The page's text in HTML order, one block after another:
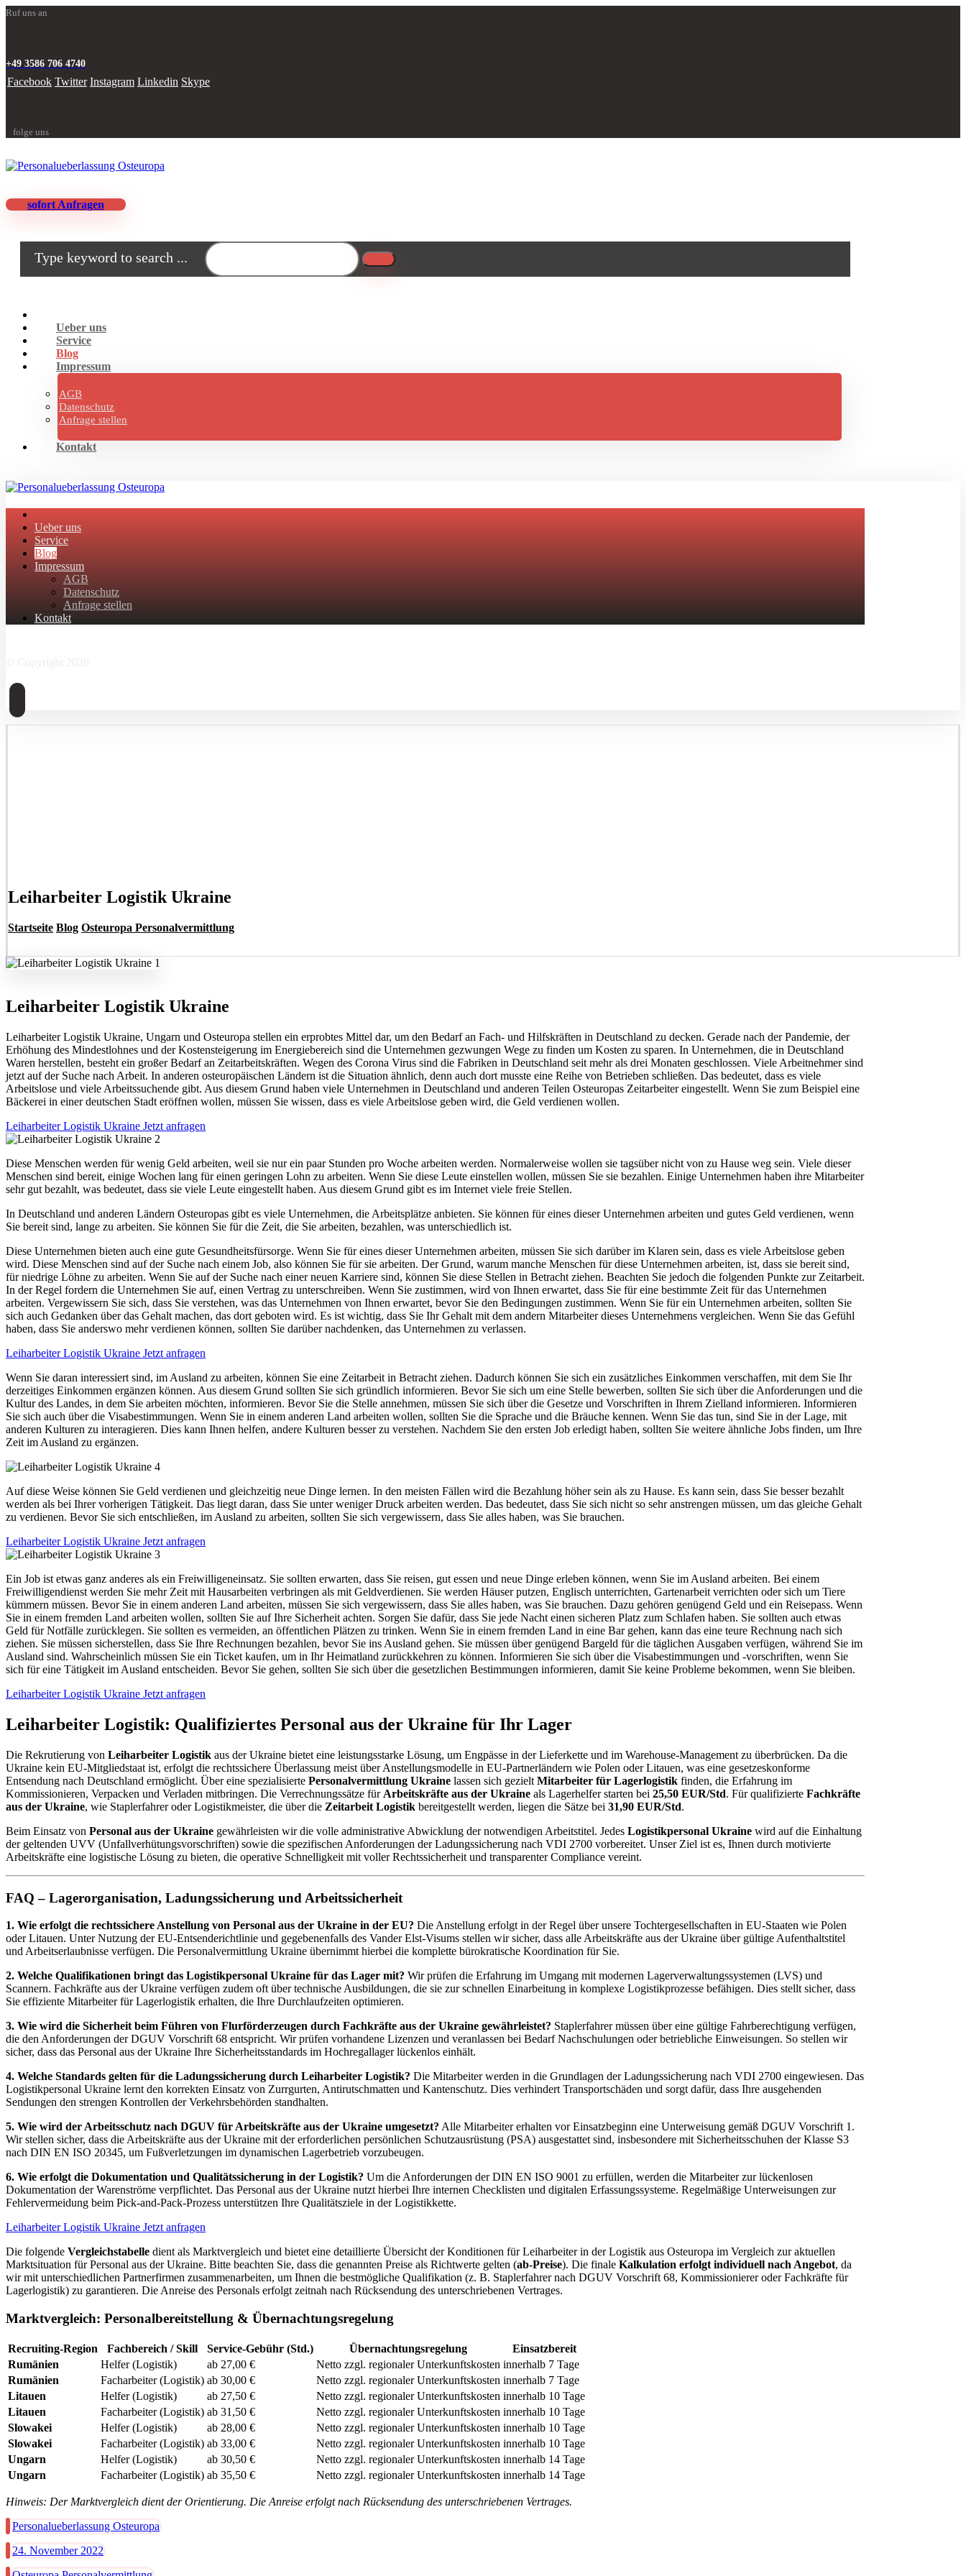
Ruf uns an
+49 3586 706 4740
Facebook Twitter Instagram Linkedin Skype
folge uns
sofort Anfragen
Type keyword to search ...
Ueber uns
Service
Blog
Impressum
AGB
Datenschutz
Anfrage stellen
Kontakt
Ueber uns
Service
Blog
Impressum
AGB
Datenschutz
Anfrage stellen
Kontakt
Leiharbeiter Logistik Ukraine
Startseite Blog Osteuropa Personalvermittlung
Leiharbeiter Logistik Ukraine
Leiharbeiter Logistik Ukraine, Ungarn und Osteuropa stellen ein erprobtes Mittel dar, um den Bedarf an Fach- und Hilfskräften in Deutschland zu decken. Gerade nach der Pandemie, der
Erhöhung des Mindestlohnes und der Kostensteigerung im Energiebereich sind die Unternehmen gezwungen Wege zu finden um Kosten zu sparen. In Unternehmen, die in Deutschland
Waren herstellen, besteht ein großer Bedarf an Zeitarbeitskräften. Wegen des Corona Virus sind die Fabriken in Deutschland seit mehr als drei Monaten geschlossen. Viele Arbeitnehmer sind
jetzt auf der Suche nach Arbeit. In anderen osteuropäischen Ländern ist die Situation ähnlich, denn auch dort musste eine Reihe von Betrieben schließen. Das bedeutet, dass es viele
Arbeitslose und viele Arbeitssuchende gibt. Aus diesem Grund haben viele Unternehmen in Deutschland und anderen Teilen Osteuropas Zeitarbeiter eingestellt. Wenn Sie zum Beispiel eine
Bäckerei in einer deutschen Stadt eröffnen wollen, müssen Sie wissen, dass es viele Arbeitslose geben wird, die Geld verdienen wollen.
Leiharbeiter Logistik Ukraine Jetzt anfragen
Diese Menschen werden für wenig Geld arbeiten, weil sie nur ein paar Stunden pro Woche arbeiten werden. Normalerweise wollen sie tagsüber nicht von zu Hause weg sein. Viele dieser
Menschen sind bereit, einige Wochen lang für einen geringen Lohn zu arbeiten. Wenn Sie diese Leute einstellen wollen, müssen Sie sie bezahlen. Einige Unternehmen haben ihre Mitarbeiter
sehr gut bezahlt, was bedeutet, dass sie viele Leute eingestellt haben. Aus diesem Grund gibt es im Internet viele freie Stellen.
In Deutschland und anderen Ländern Osteuropas gibt es viele Unternehmen, die Arbeitsplätze anbieten. Sie können für eines dieser Unternehmen arbeiten und gutes Geld verdienen, wenn
Sie bereit sind, lange zu arbeiten. Sie können Sie für die Zeit, die Sie arbeiten, bezahlen, was unterschiedlich ist.
Diese Unternehmen bieten auch eine gute Gesundheitsfürsorge. Wenn Sie für eines dieser Unternehmen arbeiten, müssen Sie sich darüber im Klaren sein, dass es viele Arbeitslose geben
wird. Diese Menschen sind auf der Suche nach einem Job, also können Sie für sie arbeiten. Der Grund, warum manche Menschen für diese Unternehmen arbeiten, ist, dass sie bereit sind,
für niedrige Löhne zu arbeiten. Wenn Sie auf der Suche nach einer neuen Karriere sind, können Sie diese Stellen in Betracht ziehen. Beachten Sie jedoch die folgenden Punkte zur Zeitarbeit.
In der Regel fordern die Unternehmen Sie auf, einen Vertrag zu unterschreiben. Wenn Sie zustimmen, wird von Ihnen erwartet, dass Sie für eine bestimmte Zeit für das Unternehmen
arbeiten. Vergewissern Sie sich, dass Sie verstehen, was das Unternehmen von Ihnen erwartet, bevor Sie den Bedingungen zustimmen. Wenn Sie für ein Unternehmen arbeiten, sollten Sie
sich auch Gedanken über das Gehalt machen, das dort geboten wird. Es ist wichtig, dass Sie Ihr Gehalt mit dem andern Mitarbeiter dieses Unternehmens vergleichen. Wenn Sie das Gefühl
haben, dass Sie anderswo mehr verdienen können, sollten Sie darüber nachdenken, das Unternehmen zu verlassen.
Leiharbeiter Logistik Ukraine Jetzt anfragen
Wenn Sie daran interessiert sind, im Ausland zu arbeiten, können Sie eine Zeitarbeit in Betracht ziehen. Dadurch können Sie sich ein zusätzliches Einkommen verschaffen, mit dem Sie Ihr
derzeitiges Einkommen ergänzen können. Aus diesem Grund sollten Sie sich gründlich informieren. Bevor Sie sich um eine Stelle bewerben, sollten Sie sich über die Anforderungen und die
Kultur des Landes, in dem Sie arbeiten möchten, informieren. Bevor Sie die Stelle annehmen, müssen Sie sich über die Gesetze und Vorschriften in Ihrem Zielland informieren. Informieren
Sie sich auch über die Visabestimmungen. Wenn Sie in einem anderen Land arbeiten wollen, sollten Sie die Sprache und die Bräuche kennen. Wenn Sie das tun, sind Sie in der Lage, mit
anderen Kulturen zu interagieren. Dies kann Ihnen helfen, andere Kulturen besser zu verstehen. Nachdem Sie den ersten Job erledigt haben, sollten Sie weitere ähnliche Jobs finden, um Ihre
Zeit im Ausland zu ergänzen.
Auf diese Weise können Sie Geld verdienen und gleichzeitig neue Dinge lernen. In den meisten Fällen wird die Bezahlung höher sein als zu Hause. Es kann sein, dass Sie besser bezahlt
werden als bei Ihrer vorherigen Tätigkeit. Das liegt daran, dass Sie unter weniger Druck arbeiten werden. Das bedeutet, dass Sie sich nicht so sehr anstrengen müssen, um das gleiche Gehalt
zu verdienen. Bevor Sie sich entschließen, im Ausland zu arbeiten, sollten Sie sich vergewissern, dass Sie alles haben, was Sie brauchen.
Leiharbeiter Logistik Ukraine Jetzt anfragen
Ein Job ist etwas ganz anderes als ein Freiwilligeneinsatz. Sie sollten erwarten, dass Sie reisen, gut essen und neue Dinge erleben können, wenn Sie im Ausland arbeiten. Bei einem
Freiwilligendienst werden Sie mehr Zeit mit Hausarbeiten verbringen als mit Geldverdienen. Sie werden Häuser putzen, Englisch unterrichten, Gartenarbeit verrichten oder sich um Tiere
kümmern müssen. Bevor Sie in einem anderen Land arbeiten, müssen Sie sich vergewissern, dass Sie alles haben, was Sie brauchen. Dazu gehören genügend Geld und ein Reisepass. Wenn
Sie in einem fremden Land arbeiten wollen, sollten Sie auf Ihre Sicherheit achten. Sorgen Sie dafür, dass Sie jede Nacht einen sicheren Platz zum Schlafen haben. Sie sollten auch etwas
Geld für Notfälle zurücklegen. Sie sollten es vermeiden, an öffentlichen Plätzen zu trinken. Wenn Sie in einem fremden Land in eine Bar gehen, kann das eine teure Rechnung nach sich
ziehen. Sie müssen sicherstellen, dass Sie Ihre Rechnungen bezahlen, bevor Sie ins Ausland gehen. Sie müssen über genügend Bargeld für die täglichen Ausgaben verfügen, während Sie im
Ausland sind. Wahrscheinlich müssen Sie ein Ticket kaufen, um in Ihr Heimatland zurückkehren zu können. Informieren Sie sich über die Visabestimmungen und -vorschriften, wenn Sie
sich für eine Tätigkeit im Ausland entscheiden. Bevor Sie gehen, sollten Sie sich über die gesetzlichen Bestimmungen informieren, damit Sie keine Probleme bekommen, wenn Sie bleiben.
Leiharbeiter Logistik Ukraine Jetzt anfragen
Leiharbeiter Logistik: Qualifiziertes Personal aus der Ukraine für Ihr Lager
Die Rekrutierung von Leiharbeiter Logistik aus der Ukraine bietet eine leistungsstarke Lösung, um Engpässe in der Lieferkette und im Warehouse-Management zu überbrücken. Da die
Ukraine kein EU-Mitgliedstaat ist, erfolgt die rechtssichere Überlassung meist über Anstellungsmodelle in EU-Partnerländern wie Polen oder Litauen, was eine gesetzeskonforme
Entsendung nach Deutschland ermöglicht. Über eine spezialisierte Personalvermittlung Ukraine lassen sich gezielt Mitarbeiter für Lagerlogistik finden, die Erfahrung im
Kommissionieren, Verpacken und Verladen mitbringen. Die Verrechnungssätze für Arbeitskräfte aus der Ukraine als Lagerhelfer starten bei 25,50 EUR/Std. Für qualifizierte Fachkräfte
aus der Ukraine, wie Staplerfahrer oder Logistikmeister, die über die Zeitarbeit Logistik bereitgestellt werden, liegen die Sätze bei 31,90 EUR/Std.
Beim Einsatz von Personal aus der Ukraine gewährleisten wir die volle administrative Abwicklung der notwendigen Arbeitstitel. Jedes Logistikpersonal Ukraine wird auf die Einhaltung
der geltenden UVV (Unfallverhütungsvorschriften) sowie die spezifischen Anforderungen der Ladungssicherung nach VDI 2700 vorbereitet. Unser Ziel ist es, Ihnen durch motivierte
Arbeitskräfte eine logistische Lösung zu bieten, die operative Schnelligkeit mit voller Rechtssicherheit und transparenter Compliance vereint.
FAQ – Lagerorganisation, Ladungssicherung und Arbeitssicherheit
1. Wie erfolgt die rechtssichere Anstellung von Personal aus der Ukraine in der EU? Die Anstellung erfolgt in der Regel über unsere Tochtergesellschaften in EU-Staaten wie Polen
oder Litauen. Unter Nutzung der EU-Entsenderichtlinie und gegebenenfalls des Vander Elst-Visums stellen wir sicher, dass alle Arbeitskräfte aus der Ukraine über gültige Aufenthaltstitel
und Arbeitserlaubnisse verfügen. Die Personalvermittlung Ukraine übernimmt hierbei die komplette bürokratische Koordination für Sie.
2. Welche Qualifikationen bringt das Logistikpersonal Ukraine für das Lager mit? Wir prüfen die Erfahrung im Umgang mit modernen Lagerverwaltungssystemen (LVS) und
Scannern. Fachkräfte aus der Ukraine verfügen zudem oft über technische Ausbildungen, die sie zur schnellen Einarbeitung in komplexe Logistikprozesse befähigen. Dies stellt sicher, dass
Sie effiziente Mitarbeiter für Lagerlogistik erhalten, die Ihre Durchlaufzeiten optimieren.
3. Wie wird die Sicherheit beim Führen von Flurförderzeugen durch Fachkräfte aus der Ukraine gewährleistet? Staplerfahrer müssen über eine gültige Fahrberechtigung verfügen,
die den Anforderungen der DGUV Vorschrift 68 entspricht. Wir prüfen vorhandene Lizenzen und veranlassen bei Bedarf Nachschulungen oder betriebliche Einweisungen. So stellen wir
sicher, dass das Personal aus der Ukraine Ihre Sicherheitsstandards im Hochregallager lückenlos einhält.
4. Welche Standards gelten für die Ladungssicherung durch Leiharbeiter Logistik? Die Mitarbeiter werden in die Grundlagen der Ladungssicherung nach VDI 2700 eingewiesen. Das
Logistikpersonal Ukraine lernt den korrekten Einsatz von Zurrgurten, Antirutschmatten und Kantenschutz. Dies verhindert Transportschäden und sorgt dafür, dass Ihre ausgehenden
Sendungen den strengen Kontrollen der Verkehrsbehörden standhalten.
5. Wie wird der Arbeitsschutz nach DGUV für Arbeitskräfte aus der Ukraine umgesetzt? Alle Mitarbeiter erhalten vor Einsatzbeginn eine Unterweisung gemäß DGUV Vorschrift 1.
Wir stellen sicher, dass die Arbeitskräfte aus der Ukraine mit der erforderlichen persönlichen Schutzausrüstung (PSA) ausgestattet sind, insbesondere mit Sicherheitsschuhen der Klasse S3
nach DIN EN ISO 20345, um Fußverletzungen im dynamischen Lagerbetrieb vorzubeugen.
6. Wie erfolgt die Dokumentation und Qualitätssicherung in der Logistik? Um die Anforderungen der DIN EN ISO 9001 zu erfüllen, werden die Mitarbeiter zur lückenlosen
Dokumentation der Warenströme verpflichtet. Das Personal aus der Ukraine nutzt hierbei Ihre internen Checklisten und digitalen Erfassungssysteme. Regelmäßige Unterweisungen zur
Fehlervermeidung beim Pick-and-Pack-Prozess unterstützen Ihre Qualitätsziele in der Logistikkette.
Leiharbeiter Logistik Ukraine Jetzt anfragen
Die folgende Vergleichstabelle dient als Marktvergleich und bietet eine detaillierte Übersicht der Konditionen für Leiharbeiter in der Logistik aus Osteuropa im Vergleich zur aktuellen
Marktsituation für Personal aus der Ukraine. Bitte beachten Sie, dass die genannten Preise als Richtwerte gelten (ab-Preise). Die finale Kalkulation erfolgt individuell nach Angebot, da
wir mit unterschiedlichen Partnerfirmen zusammenarbeiten, um Ihnen die bestmögliche Qualifikation (z. B. Staplerfahrer nach DGUV Vorschrift 68, Kommissionierer oder Fachkräfte für
Lagerlogistik) zu garantieren. Die Anreise des Personals erfolgt zeitnah nach Rücksendung des unterschriebenen Vertrages.
Marktvergleich: Personalbereitstellung & Übernachtungsregelung
Recruiting-Region Fachbereich / Skill Service-Gebühr (Std.) Übernachtungsregelung
Einsatzbereit
Rumänien
Helfer (Logistik) ab 27,00 € Netto zzgl. regionaler Unterkunftskosten innerhalb 7 Tage
Rumänien
Facharbeiter (Logistik) ab 30,00 € Netto zzgl. regionaler Unterkunftskosten innerhalb 7 Tage
Litauen
Helfer (Logistik) ab 27,50 € Netto zzgl. regionaler Unterkunftskosten innerhalb 10 Tage
Litauen
Facharbeiter (Logistik) ab 31,50 € Netto zzgl. regionaler Unterkunftskosten innerhalb 10 Tage
Slowakei
Helfer (Logistik) ab 28,00 € Netto zzgl. regionaler Unterkunftskosten innerhalb 10 Tage
Slowakei
Facharbeiter (Logistik) ab 33,00 € Netto zzgl. regionaler Unterkunftskosten innerhalb 10 Tage
Ungarn
Helfer (Logistik) ab 30,50 € Netto zzgl. regionaler Unterkunftskosten innerhalb 14 Tage
Ungarn
Facharbeiter (Logistik) ab 35,50 € Netto zzgl. regionaler Unterkunftskosten innerhalb 14 Tage
Hinweis: Der Marktvergleich dient der Orientierung. Die Anreise erfolgt nach Rücksendung des unterschriebenen Vertrages.
Personalueberlassung Osteuropa
24. November 2022